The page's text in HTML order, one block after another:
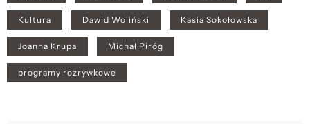
Kultura Dawid Woliński Kasia Sokołowska
Joanna Krupa Michał Piróg
programy rozrywkowe